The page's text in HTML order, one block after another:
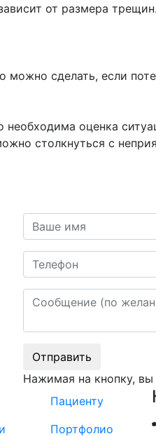
от размера трещин.
сделать, если
оценка
столкнуться с
Ваше имя
Телефон
Сообщение
Отправить
Нажимая на кнопку, вы
Пациенту
Портфолио